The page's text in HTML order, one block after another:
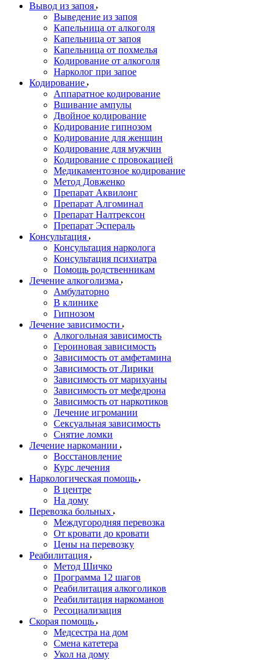
Вывод из запоя
Выведение из запоя
Капельница от алкоголя
Капельница от запоя
Капельница от похмелья
Кодирование от алкоголя
Нарколог при запое
Кодирование
Аппаратное кодирование
Вшивание ампулы
Двойное кодирование
Кодирование гипнозом
Кодирование для женщин
Кодирование для мужчин
Кодирование с провокацией
Медикаментозное кодирование
Метод Довженко
Препарат Аквилонг
Препарат Алгоминал
Препарат Налтрексон
Препарат Эспераль
Консультация
Консультация нарколога
Консультация психиатра
Помощь родственникам
Лечение алкоголизма
Амбулаторно
В клинике
Гипнозом
Лечение зависимости
Алкогольная зависимость
Героиновая зависимость
Зависимость от амфетамина
Зависимость от Лирики
Зависимость от марихуаны
Зависимость от мефедрона
Зависимость от наркотиков
Лечение игромании
Сексуальная зависимость
Снятие ломки
Лечение наркомании
Восстановление
Курс лечения
Наркологическая помощь
В центре
На дому
Перевозка больных
Междугородняя перевозка
От кровати до кровати
Цены на перевозку
Реабилитация
Метод Шичко
Программа 12 шагов
Реабилитация алкоголиков
Реабилитация наркоманов
Ресоциализация
Скорая помощь
Медсестра на дом
Смена катетера
Укол на дому